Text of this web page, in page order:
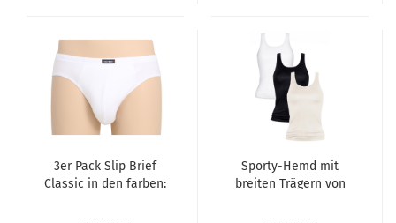
3er Pack Slip Brief
Classic in den farben:
Sporty-Hemd mit
breiten Trägern von